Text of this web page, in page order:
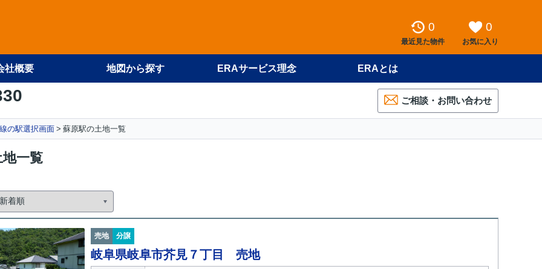
0
最近見た物件
0
お気に入り
社概要 地図から探す ERAサービス理念 ERAとは
ご相談・お問い合わせ
の駅選択画面 蘇原駅の土地一覧
一覧
売地 分譲
岐阜県岐阜市芥見７丁目 売地